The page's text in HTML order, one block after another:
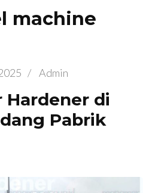
machine
/ Admin
Hardener di
Pabrik